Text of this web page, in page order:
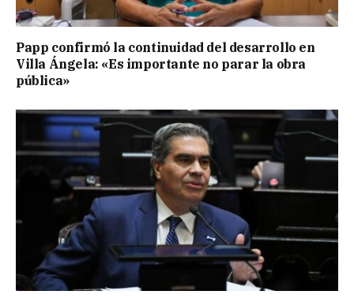
Papp confirmó la continuidad del desarrollo en
Villa Ángela: «Es importante no parar la obra
pública»